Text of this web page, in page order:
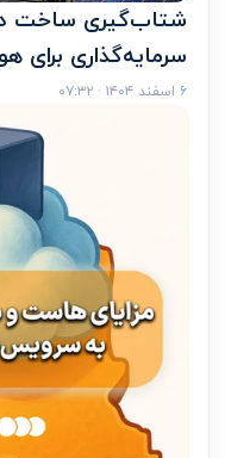
شتاب‌گیری ساخت
سرمایه‌گذاری
۶ اسفند ۱۴۰۴ · ۰۷:۳۲